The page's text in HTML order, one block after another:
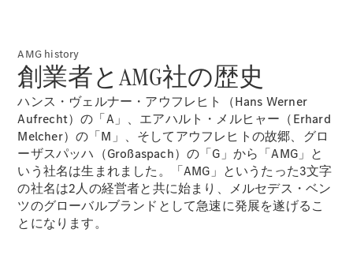
SUV
All SUV
EQA
電気
EQE
SUV
AMG history
創業者とAMG社の歴史
ハンス・ヴェルナー・アウフレヒト（Hans Werner
Aufrecht）の「A」、エアハルト・メルヒャー（Erhard
Melcher）の「M」、そしてアウフレヒトの故郷、グロ
ーザスパッハ（Großaspach）の「G」から「AMG」と
いう社名は生まれました。「AMG」というたった3文字
の社名は2人の経営者と共に始まり、メルセデス・ベン
ツのグローバルブランドとして急速に発展を遂げるこ
とになります。